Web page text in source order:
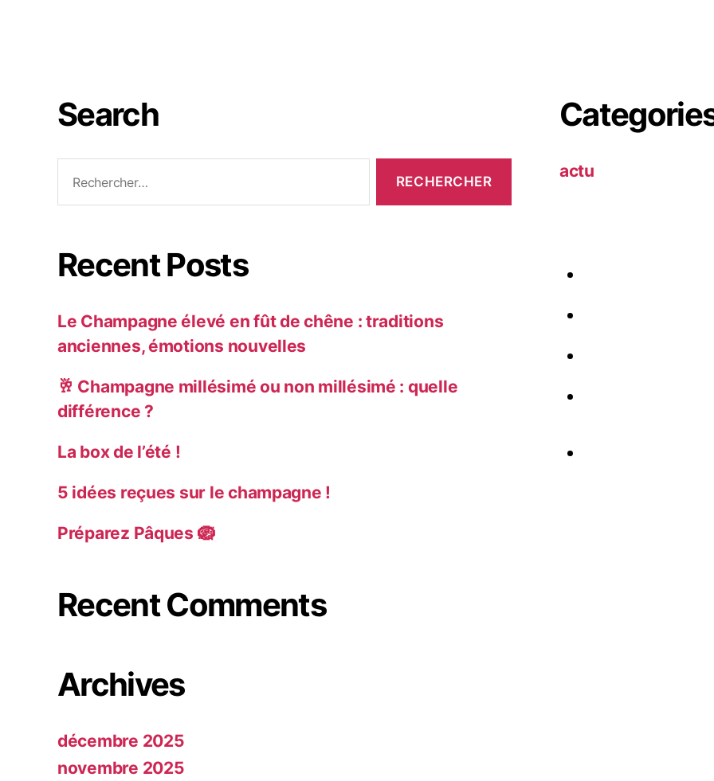
Search
Recent Posts
Le Champagne élevé en fût de chêne : traditions
anciennes, émotions nouvelles
🥂 Champagne millésimé ou non millésimé : quelle
différence ?
La box de l’été !
5 idées reçues sur le champagne !
Préparez Pâques 🪺
Recent Comments
Archives
décembre 2025
novembre 2025
actu